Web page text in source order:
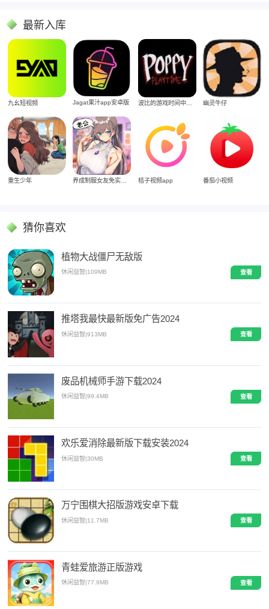
最新入库
九幺短视频 Jagat果汁app安卓版 波比的游戏时间中文版 幽灵牛仔
重生少年 桔子视频app 番茄小视频
猜你喜欢
植物大战僵尸无敌版
休闲益智 109MB 查看
推塔我最快最新版免广告2024
休闲益智|913MB 查看
废品机械师手游下载2024
休闲益智|99.4MB 查看
欢乐爱消除最新版下载安装2024
休闲益智|30MB 查看
万宁围棋大招版游戏安卓下载
休闲益智|11.7MB 查看
青蛙爱旅游正版游戏
休闲益智 |77.9MB 查看